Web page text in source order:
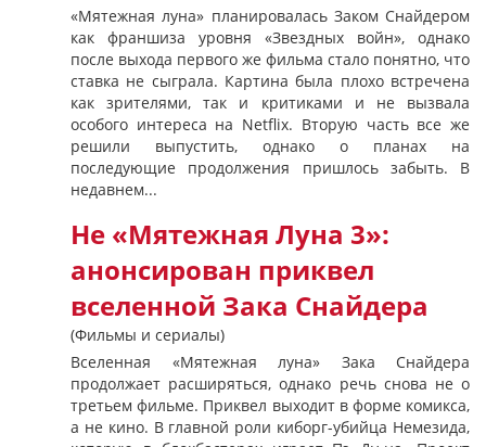
«Мятежная луна» планировалась Заком Снайдером
как франшиза уровня «Звездных войн», однако
после выхода первого же фильма стало понятно, что
ставка не сыграла. Картина была плохо встречена
как зрителями, так и критиками и не вызвала
особого интереса на Netflix. Вторую часть все же
решили выпустить, однако о планах на
последующие продолжения пришлось забыть. В
недавнем...
Не «Мятежная Луна 3»:
анонсирован приквел
вселенной Зака Снайдера
(Фильмы и сериалы)
Вселенная «Мятежная луна» Зака ​​Снайдера
продолжает расширяться, однако речь снова не о
третьем фильме. Приквел выходит в форме комикса,
а не кино. В главной роли киборг-убийца Немезида,